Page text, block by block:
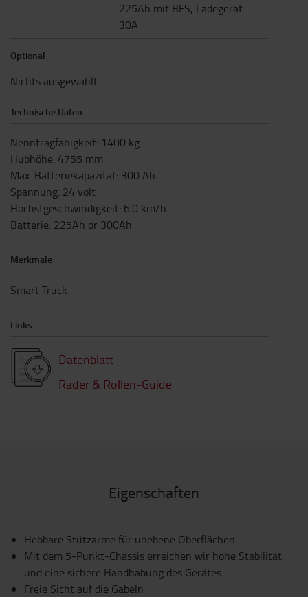
225Ah mit BFS, Ladegerät
30A
Optional
Nichts ausgewählt
Technische Daten
Nenntragfähigkeit: 1400 kg
Hubhöhe: 4755 mm
Max. Batteriekapazität: 300 Ah
Spannung: 24 volt
Höchstgeschwindigkeit: 6.0 km/h
Batterie: 225Ah or 300Ah
Merkmale
Smart Truck
Links
Datenblatt
Räder & Rollen-Guide
Eigenschaften
Hebbare Stützarme für unebene Oberflächen
Mit dem 5-Punkt-Chassis erreichen wir hohe Stabilität
und eine sichere Handhabung des Gerätes.
Freie Sicht auf die Gabeln